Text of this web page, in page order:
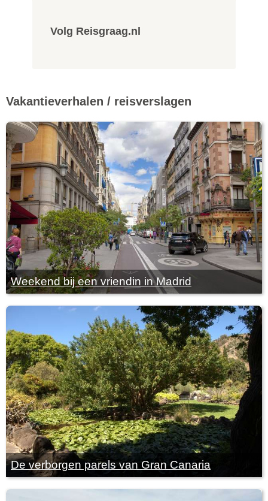
Volg Reisgraag.nl
Vakantieverhalen / reisverslagen
Weekend bij een vriendin in Madrid
De verborgen parels van Gran Canaria